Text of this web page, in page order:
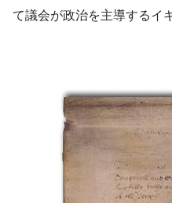
て議会が政治を主導するイ